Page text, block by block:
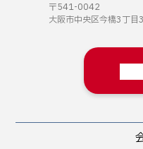
〒541-0042
大阪市中央区今橋3丁